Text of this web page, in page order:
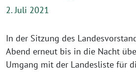
2. Juli 2021
In der Sitzung des
Abend erneut bis in die Nacht
Umgang mit der Landesliste für